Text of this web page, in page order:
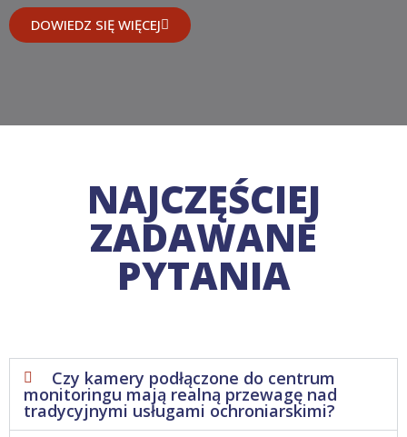
DOWIEDZ SIĘ WIĘCEJ
NAJCZĘŚCIEJ
ZADAWANE
PYTANIA
Czy kamery podłączone do centrum
monitoringu mają realną przewagę nad
tradycyjnymi usługami ochroniarskimi?